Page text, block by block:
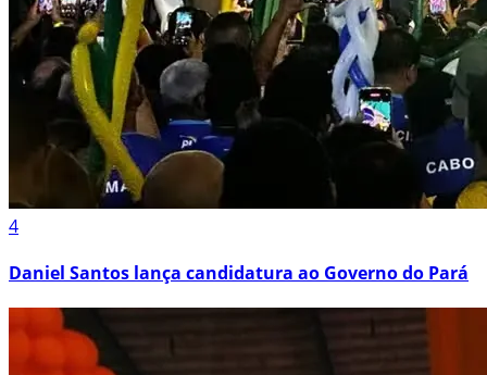
4
Daniel Santos lança candidatura ao Governo do Pará